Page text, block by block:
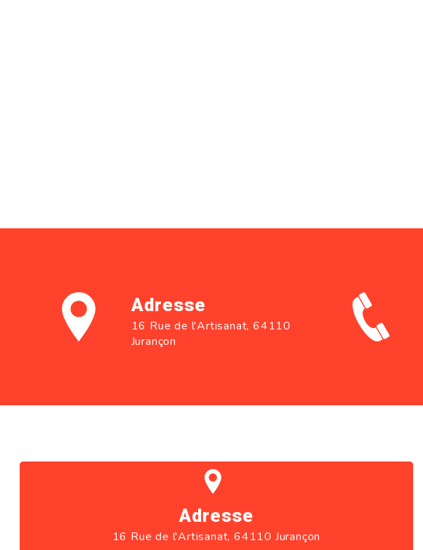
Adresse
16 Rue de l'Artisanat, 64110
Jurançon
Adresse
16 Rue de l'Artisanat, 64110 Jurançon